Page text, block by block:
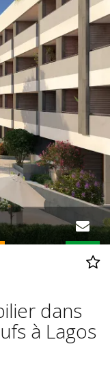
dans
à Lagos